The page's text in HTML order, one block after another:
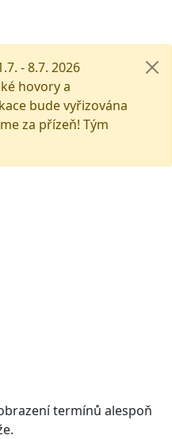
- 8.7. 2026
hovory a
bude vyřizována
za přízeň! Tým
termínů alespoň